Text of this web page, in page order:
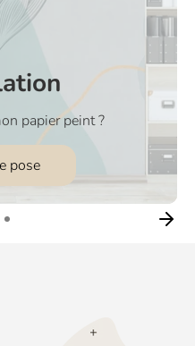
papier peint ?
pose